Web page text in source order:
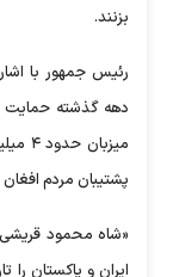
بزنند.
رئیس جمهور با
دهه گذشته حمایت
پشتیبان مردم
«شاه محمود
ایران و پاکستان